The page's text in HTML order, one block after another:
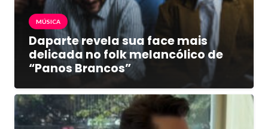
MÚSICA
Daparte revela sua face mais
delicada no folk melancólico de
“Panos Brancos”